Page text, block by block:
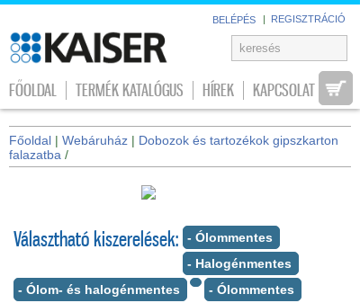
BELÉPÉS | REGISZTRÁCIÓ
FŐOLDAL TERMÉK KATALÓGUS HÍREK KAPCSOLAT
Főoldal | Webáruház | Dobozok és tartozékok gipszkarton
falazatba /
Választható kiszerelések:
- Ólommentes
- Halogénmentes
- Ólom- és halogénmentes
- Ólommentes